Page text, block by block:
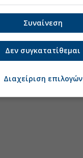
Συναίνεση
Δεν συγκατατίθεμαι
Διαχείριση επιλογών